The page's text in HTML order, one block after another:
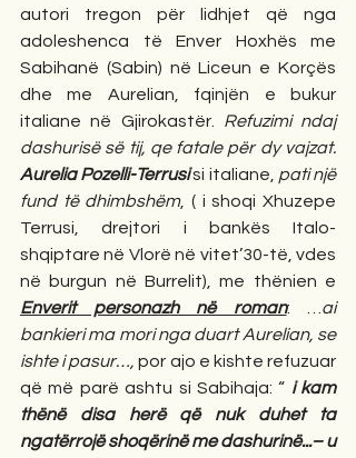
autori tregon për lidhjet që nga
adoleshenca të Enver Hoxhës me
Sabihanë (Sabin) në Liceun e Korçës
dhe me Aurelian, fqinjën e bukur
italiane në Gjirokastër. Refuzimi ndaj
Aurelia Pozelli-Terrusi si italiane, pati një
fund të dhimbshëm, ( i shoqi Xhuzepe
Terrusi, drejtori i bankës Italo-
shqiptare në Vlorë në vitet’30-të, vdes
Enverit personazh në roman: … ai
bankieri ma mori nga duart Aurelian, se
ishte i pasur…, por ajo e kishte refuzuar
që më parë ashtu si Sabihaja: “ i kam
thënë disa herë që nuk duhet ta
ngatërrojë shoqërinë me dashurinë...– u